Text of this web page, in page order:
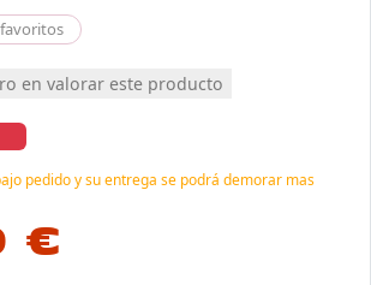
en valorar este producto
pedido y su entrega se podrá demorar mas
€